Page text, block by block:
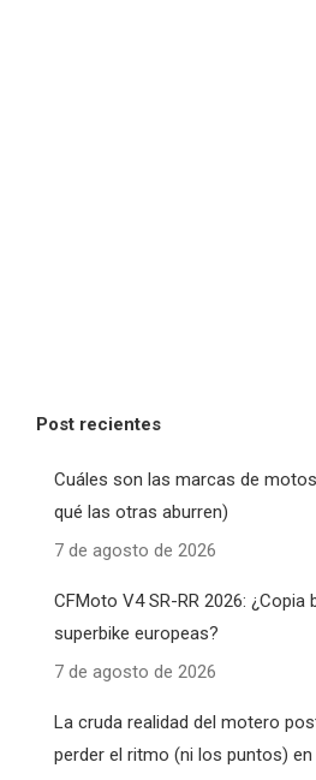
Post recientes
Cuáles son las marcas de
qué las otras aburren)
7 de agosto de 2026
CFMoto V4 SR-RR 2026: ¿Copia
superbike europeas?
7 de agosto de 2026
La cruda realidad del motero
perder el ritmo (ni los puntos)